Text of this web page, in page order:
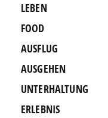
LEBEN
FOOD
AUSFLUG
AUSGEHEN
UNTERHALTUNG
ERLEBNIS